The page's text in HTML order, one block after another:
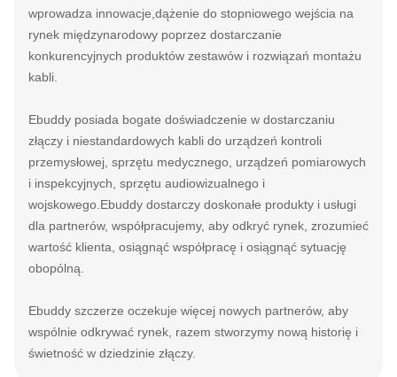
wprowadza innowacje,dążenie do stopniowego wejścia na
rynek międzynarodowy poprzez dostarczanie
konkurencyjnych produktów zestawów i rozwiązań montażu
kabli.
Ebuddy posiada bogate doświadczenie w dostarczaniu
złączy i niestandardowych kabli do urządzeń kontroli
przemysłowej, sprzętu medycznego, urządzeń pomiarowych
i inspekcyjnych, sprzętu audiowizualnego i
wojskowego.Ebuddy dostarczy doskonałe produkty i usługi
dla partnerów, współpracujemy, aby odkryć rynek, zrozumieć
wartość klienta, osiągnąć współpracę i osiągnąć sytuację
obopólną.
Ebuddy szczerze oczekuje więcej nowych partnerów, aby
wspólnie odkrywać rynek, razem stworzymy nową historię i
świetność w dziedzinie złączy.